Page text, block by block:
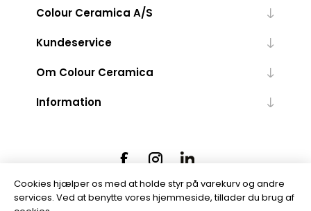
Colour Ceramica A/S
Kundeservice
Om Colour Ceramica
Information
Cookies hjælper os med at holde styr på varekurv og andre
services. Ved at benytte vores hjemmeside, tillader du brug af